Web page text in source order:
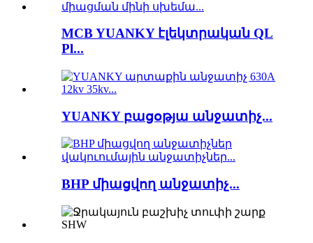
MCB YUANKY էլեկտրական QL
Pl...
YUANKY բացօթյա անջատիչ...
BHP միացվող անջատիչ...